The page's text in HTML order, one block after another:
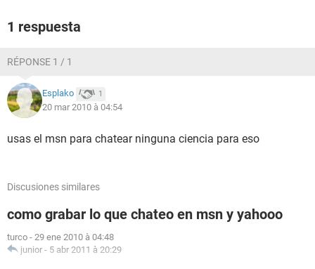
1 respuesta
RÉPONSE 1 / 1
Esplako 1
20 mar 2010 à 04:54
usas el msn para chatear ninguna ciencia para eso
Discusiones similares
como grabar lo que chateo en msn y yahooo
turco - 29 ene 2010 à 04:48
junior - 5 abr 2011 à 20:29